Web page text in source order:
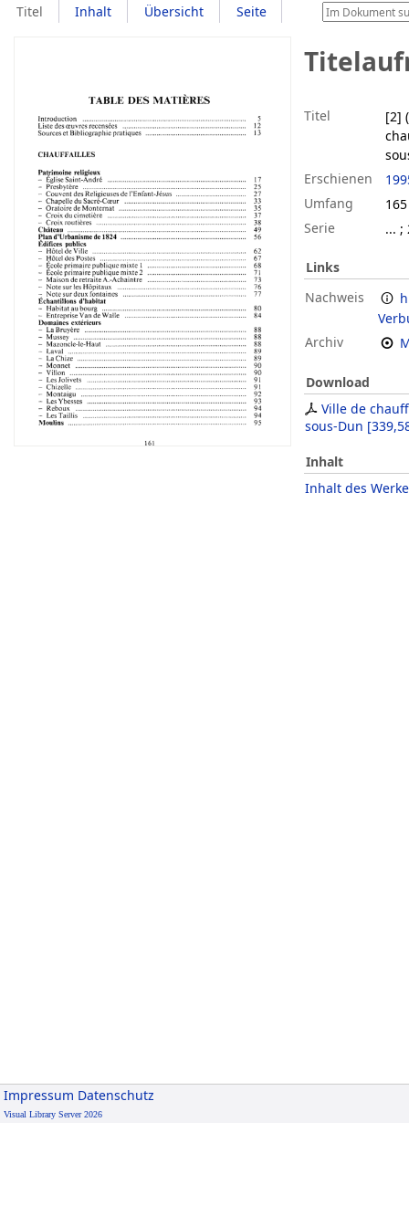
Titel Inhalt Übersicht Seite
Titel
[2]
Erschienen
Umfang
Serie
... ;
Links
Nachweis
Archiv
Download
Ville de
sous-Dun [
Inhalt
Inhalt des
Impressum Datenschutz
Visual Library Server 2026